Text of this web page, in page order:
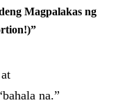
Magpalakas ng
at
na.”